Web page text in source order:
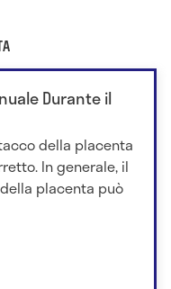
Durante il
della placenta
In generale, il
placenta può